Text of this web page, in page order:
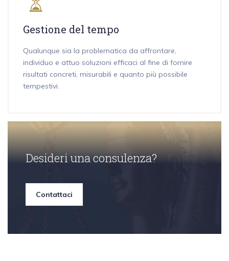
Gestione del tempo
Qualunque sia la problematica da affrontare,
individuo e attuo soluzioni efficaci al fine di fornire
risultati concreti, misurabili e quanto più possibile
tempestivi.
Desideri una consulenza?
Contattaci